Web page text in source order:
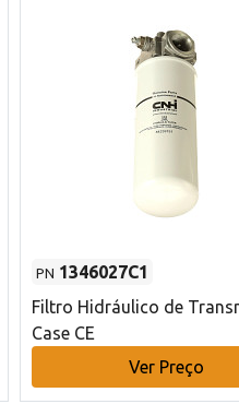
PN 1346027C1
Filtro Hidráulico de
Case CE
Ver Preço